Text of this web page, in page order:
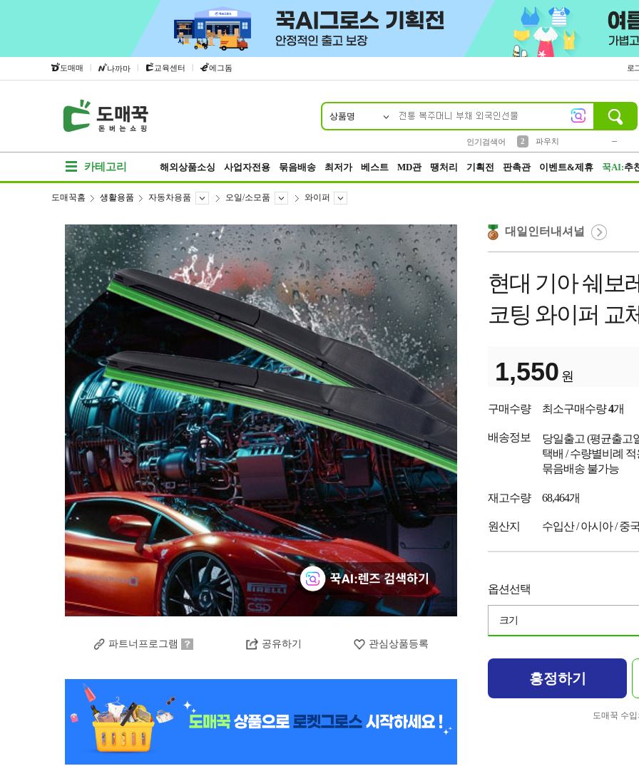
도매매 | 나까마 | 교육센터 | 에그돔 로
상품명
인기검색어
2
파우치
카테고리 해외상품소싱 사업자전용 묶음배송 최저가 베스트 MD관 땡처리 기획전 판촉관 이벤트&제휴 꾹AI:추
도매꾹홈 생활용품 자동차용품 오일/소모품 와이퍼
파트너프로그램 공유하기 관심상품등록
대일인터내셔널
현대 기아 쉐보
코팅 와이퍼 교
1,550 원
구매수량 최소구매수량4개
배송정보 당일출고 (평균출고
택배 / 수량별비례
묶음배송 불가능
재고수량 68,464개
원산지 수입산 / 아시아 / 중
옵션선택
크기
흥정하기
도매꾹 수